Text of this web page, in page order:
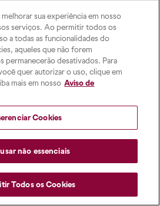
sua experiência em nosso
serviços. Ao permitir todos os
a todas as funcionalidades do
aqueles que não forem
permanecerão desativados. Para
quer autorizar o uso, clique em
mais em nosso Aviso de
Cookies
não essenciais
Todos os Cookies